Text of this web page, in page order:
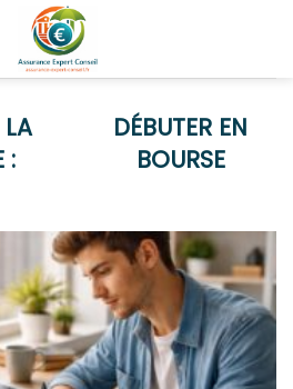
DÉBUTER EN
BOURSE